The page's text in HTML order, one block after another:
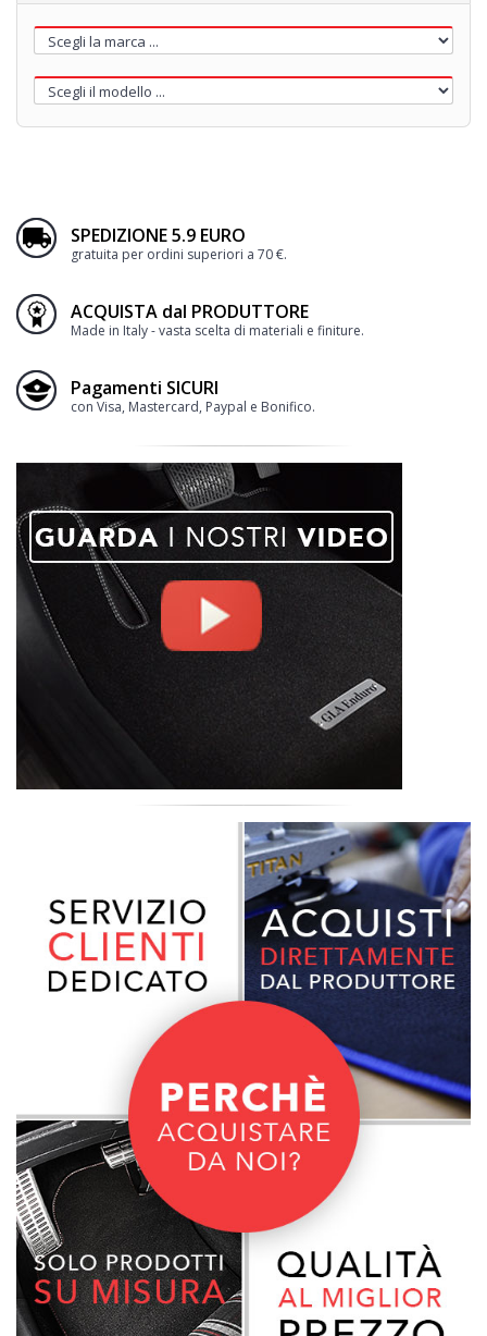
SPEDIZIONE 5.9 EURO
gratuita per ordini superiori a 70 €.
ACQUISTA dal PRODUTTORE
Made in Italy - vasta scelta di materiali e finiture.
Pagamenti SICURI
con Visa, Mastercard, Paypal e Bonifico.